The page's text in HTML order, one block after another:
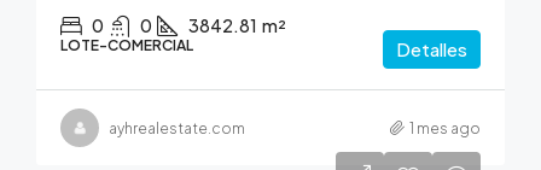
0 0 3842.81 m²
LOTE-COMERCIAL Detalles
ayhrealestate.com 1 mes ago